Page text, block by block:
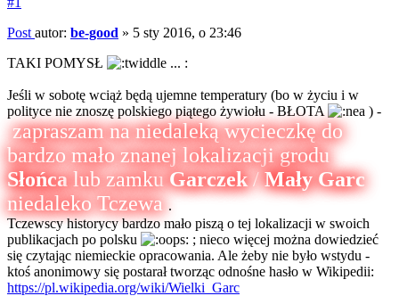
Post autor: be-good » 5 sty 2016, o 23:46
TAKI POMYSŁ
... :
Jeśli w sobotę wciąż będą ujemne temperatury (bo w życiu i w
polityce nie znoszę polskiego piątego żywiołu - BŁOTA
) -
zapraszam na niedaleką wycieczkę do
bardzo mało znanej lokalizacji grodu
Słońcalub zamku Garczek /Mały Garc
niedaleko Tczewa .
Tczewscy historycy bardzo mało piszą o tej lokalizacji w swoich
publikacjach po polsku
; nieco więcej można dowiedzieć
się czytając niemieckie opracowania. Ale żeby nie było wstydu -
ktoś anonimowy się postarał tworząc odnośne hasło w Wikipedii:
https://pl.wikipedia.org/wiki/Wielki_Garc